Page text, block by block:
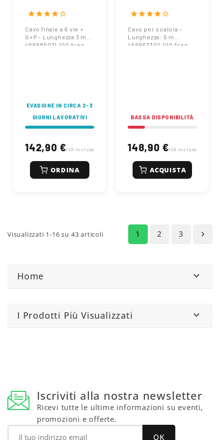
Lunghezza 3 m
Arag
starstarstarstarstar_border
Cavo finale a 6 vie +
G+P - Lunghezza 3 m
466986031.100 Arag
EVASIONE IN CIRCA 2-3
GIORNI LAVORATIVI
142,90 €IVA inclusa
ORDINA
466963302.100
starstarstarstarstar_border
Cavo per scatola -
Lunghezza: 5 m
466963302.100 Arag
BASSA DISPONIBILITÀ
148,90 €IVA inclusa
ACQUISTA
Visualizzati 1-16 su 43 articoli 1 2 3 
Home 
I Prodotti Più Visualizzati 
Iscriviti alla nostra newsletter
Ricevi tutte le ultime informazioni su eventi,
promozioni e offerte.